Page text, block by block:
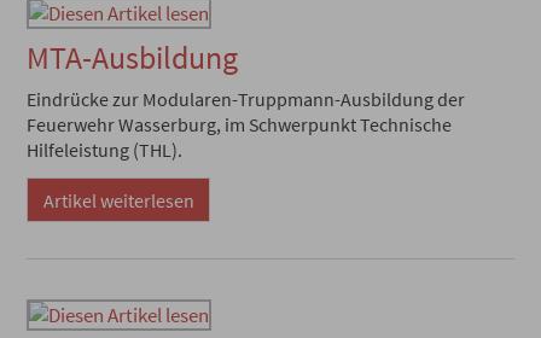
MTA-Ausbildung
Eindrücke zur Modularen-Truppmann-Ausbildung der
Feuerwehr Wasserburg, im Schwerpunkt Technische
Hilfeleistung (THL).
Artikel weiterlesen